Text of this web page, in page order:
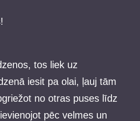
tos liek uz
iesit pa olai, ļauj tām
no otras puses līdz
pēc velmes un